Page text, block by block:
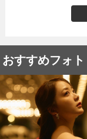
おすすめフォト